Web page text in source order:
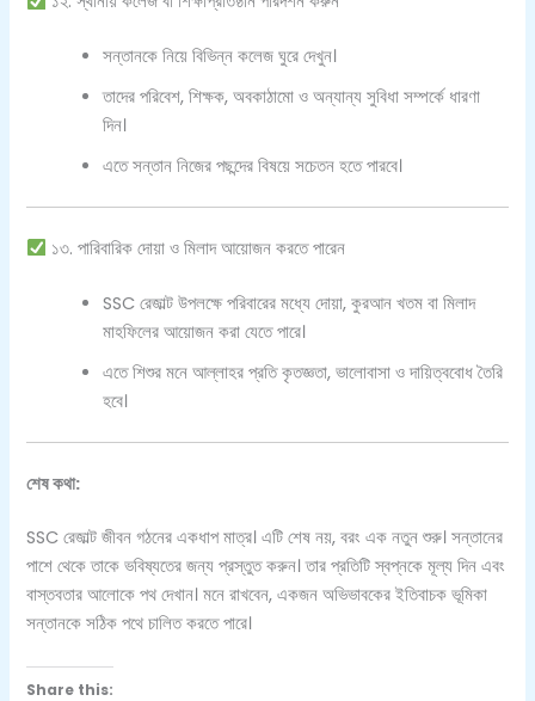
সন্তানকে নিয়ে বিভিন্ন কলেজ ঘুরে দেখুন।
তাদের পরিবেশ, শিক্ষক, অবকাঠামো ও অন্যান্য সুবিধা সম্পর্কে ধারণা
দিন।
এতে সন্তান নিজের পছন্দের বিষয়ে সচেতন হতে পারবে।
১৩. পারিবারিক দোয়া ও মিলাদ আয়োজন করতে পারেন
SSC রেজাল্ট উপলক্ষে পরিবারের মধ্যে দোয়া, কুরআন খতম বা মিলাদ
মাহফিলের আয়োজন করা যেতে পারে।
এতে শিশুর মনে আল্লাহর প্রতি কৃতজ্ঞতা, ভালোবাসা ও দায়িত্ববোধ তৈরি
হবে।
শেষ কথা:
SSC রেজাল্ট জীবন গঠনের একধাপ মাত্র। এটি শেষ নয়, বরং এক নতুন শুরু। সন্তানের
পাশে থেকে তাকে ভবিষ্যতের জন্য প্রস্তুত করুন। তার প্রতিটি স্বপ্নকে মূল্য দিন এবং
বাস্তবতার আলোকে পথ দেখান। মনে রাখবেন, একজন অভিভাবকের ইতিবাচক ভূমিকা
সন্তানকে সঠিক পথে চালিত করতে পারে।
Share this: